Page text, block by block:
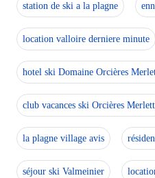
station de ski a la plagne
location valloire derniere minute
hotel ski Domaine Orcières
club vacances ski Orcières
la plagne village avis
séjour ski Valmeinier